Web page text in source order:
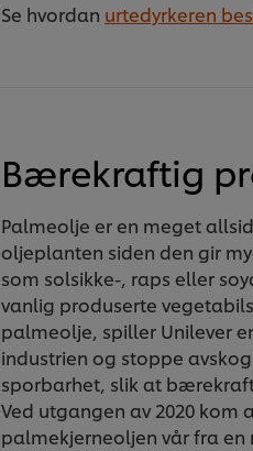
Se hvordan urtedyrkeren
Bærekraftig
Palmeolje er en meget
oljeplanten siden den gir
som solsikke-, raps eller
vanlig produserte
palmeolje, spiller Unilever
industrien og stoppe
sporbarhet, slik at
Ved utgangen av 2020 kom
palmekjerneoljen vår fra en